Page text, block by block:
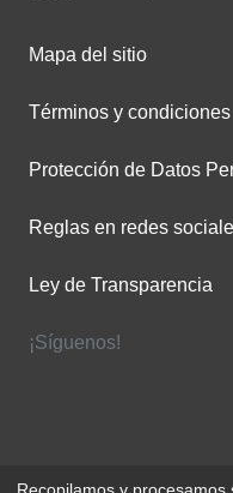
Mapa del sitio
Términos y condiciones
Protección de Datos
Reglas en redes
Ley de Transparencia
¡Síguenos!